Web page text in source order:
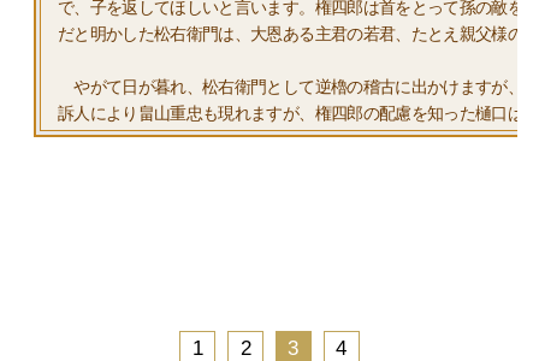
で、子を返してほしいと言います。権四郎は首をとって孫の敵を
だと明かした松右衛門は、大恩ある主君の若君、たとえ親父様の
やがて日が暮れ、松右衛門として逆櫓の稽古に出かけますが、
訴人により畠山重忠も現れますが、権四郎の配慮を知った樋口は
1 2 3 4